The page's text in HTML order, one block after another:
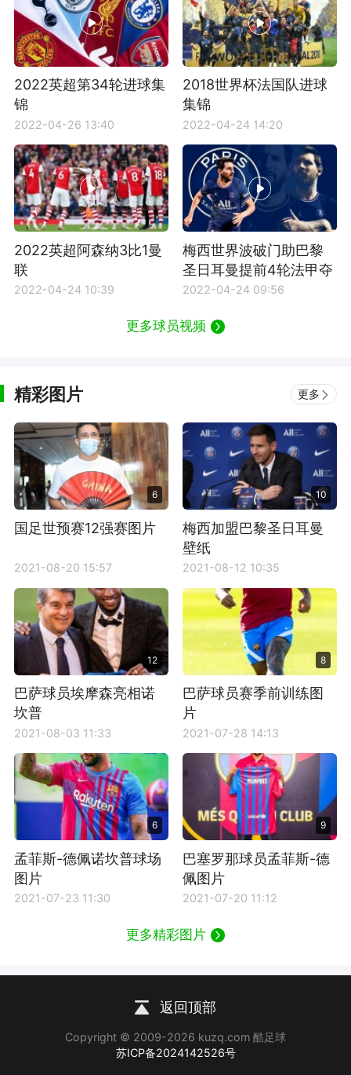
2022英超第34轮进球集
锦
2022-04-26 13:40
2018世界杯法国队进球
集锦
2022-04-24 14:20
2022英超阿森纳3比1曼
联
2022-04-24 10:39
梅西世界波破门助巴黎
圣日耳曼提前4轮法甲夺
冠
2022-04-24 09:56
更多球员视频
精彩图片 更多
6
国足世预赛12强赛图片
2021-08-20 15:57
10
梅西加盟巴黎圣日耳曼
壁纸
2021-08-12 10:35
12
巴萨球员埃摩森亮相诺
坎普
2021-08-03 11:33
8
巴萨球员赛季前训练图
片
2021-07-28 14:13
6
孟菲斯-德佩诺坎普球场
图片
2021-07-23 11:30
9
巴塞罗那球员孟菲斯-德
佩图片
2021-07-20 11:12
更多精彩图片
返回顶部
Copyright © 2009-2026 kuzq.com 酷足球
苏ICP备2024142526号